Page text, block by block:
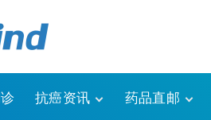
抗癌资讯 药品直邮